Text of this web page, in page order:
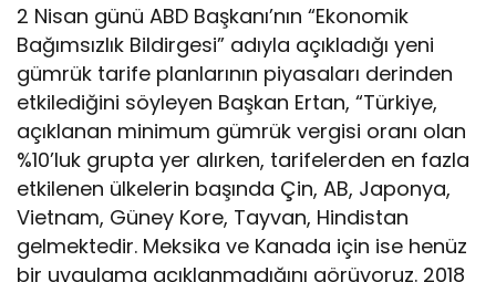
2 Nisan günü ABD Başkanı’nın “Ekonomik
Bağımsızlık Bildirgesi” adıyla açıkladığı yeni
gümrük tarife planlarının piyasaları derinden
etkilediğini söyleyen Başkan Ertan, “Türkiye,
açıklanan minimum gümrük vergisi oranı olan
%10’luk grupta yer alırken, tarifelerden en fazla
etkilenen ülkelerin başında Çin, AB, Japonya,
Vietnam, Güney Kore, Tayvan, Hindistan
gelmektedir. Meksika ve Kanada için ise henüz
bir uygulama açıklanmadığını görüyoruz. 2018